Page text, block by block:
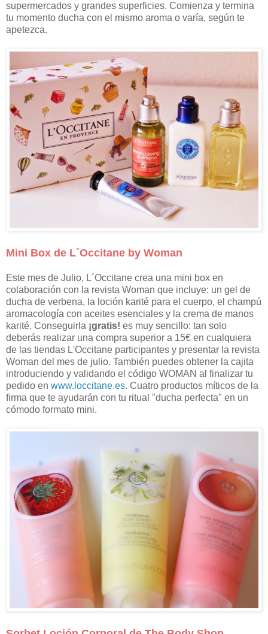
supermercados y grandes superficies. Comienza y termina
tu momento ducha con el mismo aroma o varía, según te
apetezca.
Mini Box de L´Occitane by Woman
Este mes de Julio, L´Occitane crea una mini box en
colaboración con la revista Woman que incluye: un gel de
ducha de verbena, la loción karité para el cuerpo, el champú
aromacología con aceites esenciales y la crema de manos
karité. Conseguirla ¡gratis! es muy sencillo: tan solo
deberás realizar una compra superior a 15€ en cualquiera
de las tiendas L'Occitane participantes y presentar la revista
Woman del mes de julio. También puedes obtener la cajita
introduciendo y validando el código WOMAN al finalizar tu
pedido en www.loccitane.es. Cuatro productos míticos de la
firma que te ayudarán con tu ritual "ducha perfecta" en un
cómodo formato mini.